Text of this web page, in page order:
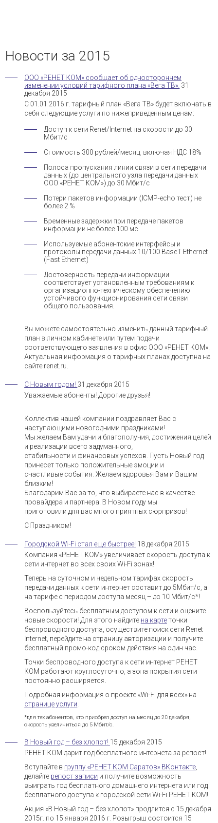
— Пожарная сигнализация
— Локальные сети и СКС
Новости за 2015
ООО «РЕНЕТ КОМ» сообщает об одностороннем
изменении условий тарифного плана «Вега ТВ». 31
декабря 2015
С 01.01.2016 г. тарифный план «Вега ТВ» будет включать в
себя следующие услуги по нижеприведенным ценам:
Доступ к сети Renet/Internet на скорости до 30
Мбит/с
Стоимость 300 рублей/месяц, включая НДС 18%
Полоса пропускания линии связи в сети передачи
данных (до центрального узла передачи данных
ООО «РЕНЕТ КОМ») до 30 Мбит/с
Потери пакетов информации (IСMP-echo тест) не
более 2 %
Временные задержки при передаче пакетов
информации не более 100 мс
Используемые абонентские интерфейсы и
протоколы передачи данных 10/100 BaseT Ethernet
(Fast Ethernet)
Достоверность передачи информации
соответствует установленным требованиям к
организационно-техническому обеспечению
устойчивого функционирования сети связи
общего пользования.
Вы можете самостоятельно изменить данный тарифный
план в личном кабинете или путем подачи
соответствующего заявления в офис ООО «РЕНЕТ КОМ».
Актуальная информация о тарифных планах доступна на
сайте renet.ru.
С Новым годом! 31 декабря 2015
Уважаемые абоненты! Дорогие друзья!
Коллектив нашей компании поздравляет Вас с
наступающими новогодними праздниками!
Мы желаем Вам удачи и благополучия, достижения целей
и реализации всего задуманного,
стабильности и финансовых успехов. Пусть Новый год
принесет только положительные эмоции и
счастливые события. Желаем здоровья Вам и Вашим
близким!
Благодарим Вас за то, что выбираете нас в качестве
провайдера и партнера! В Новом году мы
приготовили для вас много приятных сюрпризов!
С Праздником!
Городской Wi-Fi стал еще быстрее! 18 декабря 2015
Компания «РЕНЕТ КОМ» увеличивает скорость доступа к
сети интернет во всех своих Wi-Fi зонах!
Теперь на суточном и недельном тарифах скорость
передачи данных к сети интернет составит до 5Мбит/с, а
на тарифе с периодом доступа месяц – до 10 Мбит/с*!
Воспользуйтесь бесплатным доступом к сети и оцените
новые скорости! Для этого найдите на картеточки
беспроводного доступа, осуществите поиск сети Renet
Internet, перейдите на страницу авторизации и получите
бесплатный промо-код сроком действия на один час.
Точки беспроводного доступа к сети интернет РЕНЕТ
КОМ работают круглосуточно, а зона покрытия сети
постоянно расширяется.
Подробная информация о проекте «Wi-Fi для всех» на
странице услуги
*для тех абонентов, кто приобрел доступ на месяц до 20 декабря,
скорость увеличиться до 5 Мбит/с.
В Новый год – без хлопот! 15 декабря 2015
РЕНЕТ КОМ дарит год бесплатного интернета за репост!
Вступайте в группу «РЕНЕТ КОМ Саратов» ВКонтакте
делайте репост записи и получите возможность
выиграть год бесплатного домашнего интернета или год
бесплатного доступа к городской сети Wi-Fi РЕНЕТ КОМ!
Акция «В Новый год – без хлопот» продлится с 15 декабря
2015г. по 15 января 2016 г. Розыгрыш состоится 15